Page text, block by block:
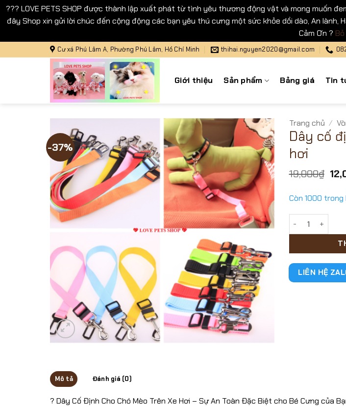
??? LOVE PETS SHOP được thành lập xuất phát từ tình yêu thương động vật và mong muốn
đây Shop xin gửi lời chúc đến cộng động các bạn yêu thú cưng một sức khỏe dồi dào, An lành,
Cảm Ơn ?
qua
Cư xá Phú Lâm A, Phường Phú Lâm, Hồ Chí Minh thihai.nguyen2020@gmail.com
Giới thiệu Sản phẩm Bảng giá Tin
-37%
Trang chủ /
Dây cố
hơi
19,000₫ Giá
gốc
Còn 1000 trong
LIÊN HỆ
Mô tả Đánh giá (0)
? Dây Cố Định Cho Chó Mèo Trên Xe Hơi – Sự An Toàn Đặc Biệt cho Bé Cưng của